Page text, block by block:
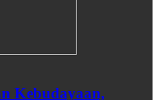
Kebudayaan,